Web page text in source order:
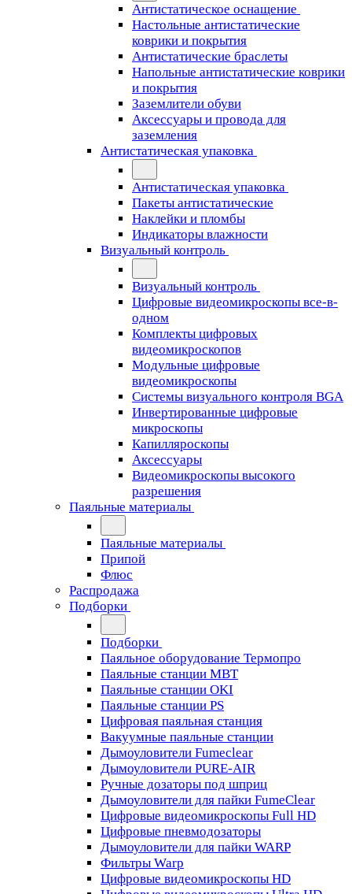
Антистатическое оснащение
Настольные антистатические
коврики и покрытия
Антистатические браслеты
Напольные антистатические коврики
и покрытия
Заземлители обуви
Аксессуары и провода для
заземления
Антистатическая упаковка
Антистатическая упаковка
Пакеты антистатические
Наклейки и пломбы
Индикаторы влажности
Визуальный контроль
Визуальный контроль
Цифровые видеомикроскопы все-в-
одном
Комплекты цифровых
видеомикроскопов
Модульные цифровые
видеомикроскопы
Cистемы визуального контроля BGA
Инвертированные цифровые
микроскопы
Капилляроскопы
Аксессуары
Видеомикроскопы высокого
разрешения
Паяльные материалы
Паяльные материалы
Припой
Флюс
Распродажа
Подборки
Подборки
Паяльное оборудование Термопро
Паяльные станции MBT
Паяльные станции OKI
Паяльные станции PS
Цифровая паяльная станция
Вакуумные паяльные станции
Дымоуловители Fumeclear
Дымоуловители PURE-AIR
Ручные дозаторы под шприц
Дымоуловители для пайки FumeClear
Цифровые видеомикроскопы Full HD
Цифровые пневмодозаторы
Дымоуловители для пайки WARP
Фильтры Warp
Цифровые видеомикроскопы HD